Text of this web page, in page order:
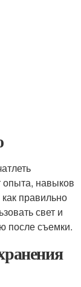
опыта, навыков
правильно
свет и
после съемки.